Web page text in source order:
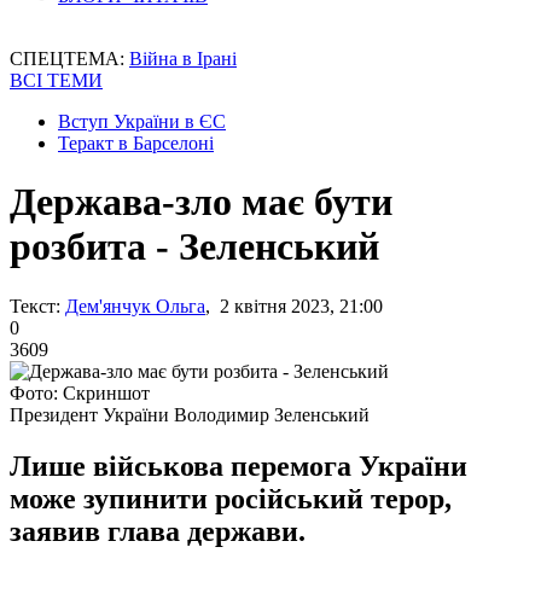
СПЕЦТЕМА: Війна в Ірані
ВСІ ТЕМИ
Вступ України в ЄС
Теракт в Барселоні
Держава-зло має бути
розбита - Зеленський
Текст: Дем'янчук Ольга, 2 квітня 2023, 21:00
0
3609
Фото: Скриншот
Президент України Володимир Зеленський
Лише військова перемога України
може зупинити російський терор,
заявив глава держави.